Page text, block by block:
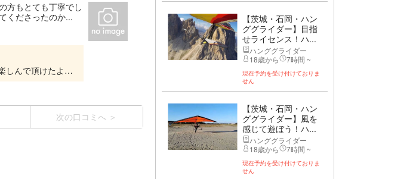
方もとても丁寧でし
くださったのか...
ご参加いただき、誠にありがとうございました。ハンググライダーを体験頂き、楽しんで頂けたようで私どもも嬉しく思っております。スタッフ一同お待ちしておりますので、是非またいらしてください！...
次の口コミへ
【茨城・石岡・ハン
ググライダー】目指
せライセンス！ハ...
ハンググライダー
18歳から
7時間 ~
現在予約を受け付けておりま
せん
【茨城・石岡・ハン
ググライダー】風を
感じて遊ぼう！ハ...
ハンググライダー
18歳から
7時間 ~
現在予約を受け付けておりま
せん